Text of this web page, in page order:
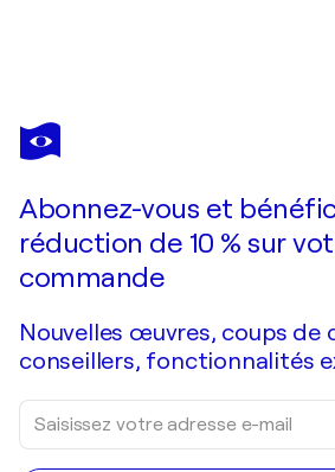
DORIS WEGLEHNER
Blütenkraft
Abonnez-vous et
réduction de 10 % sur
commande
Nouvelles œuvres, coups de
conseillers, fonctionnalités